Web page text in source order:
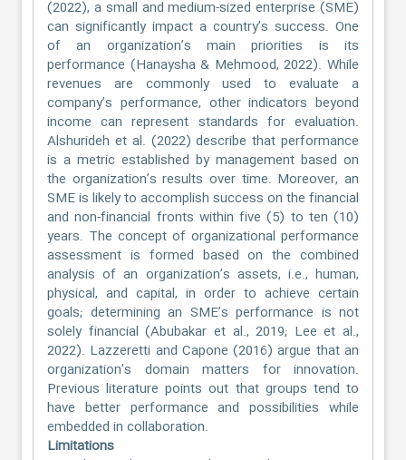
(2022), a small and medium-sized enterprise (SME)
can significantly impact a country’s success. One
of an organization’s main priorities is its
performance (Hanaysha & Mehmood, 2022). While
revenues are commonly used to evaluate a
company’s performance, other indicators beyond
income can represent standards for evaluation.
Alshurideh et al. (2022) describe that performance
is a metric established by management based on
the organization’s results over time. Moreover, an
SME is likely to accomplish success on the financial
and non-financial fronts within five (5) to ten (10)
years. The concept of organizational performance
assessment is formed based on the combined
analysis of an organization’s assets, i.e., human,
physical, and capital, in order to achieve certain
goals; determining an SME’s performance is not
solely financial (Abubakar et al., 2019; Lee et al.,
2022). Lazzeretti and Capone (2016) argue that an
organization’s domain matters for innovation.
Previous literature points out that groups tend to
have better performance and possibilities while
embedded in collaboration.
Limitations